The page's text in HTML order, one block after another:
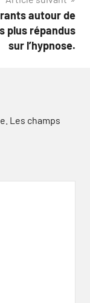
autour de
plus répandus
sur l’hypnose.
Les champs